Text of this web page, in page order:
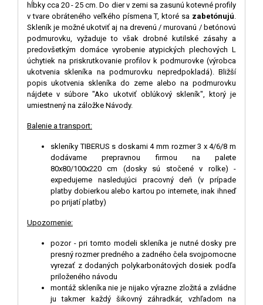
hĺbky cca 20 - 25 cm. Do dier v zemi sa zasunú kotevné profily
v tvare obráteného veľkého písmena T, ktoré sa zabetónujú.
Skleník je možné ukotviť aj na drevenú / murovanú / betónovú
podmurovku, vyžaduje to však drobné kutilské zásahy a
predovšetkým domáce vyrobenie atypických plechových L
úchytiek na priskrutkovanie profilov k podmurovke (výrobca
ukotvenia skleníka na podmurovku nepredpokladá). Bližší
popis ukotvenia skleníka do zeme alebo na podmurovku
nájdete v súbore "Ako ukotviť oblúkový skleník", ktorý je
umiestnený na záložke Návody.
Balenie a transport:
skleníky TIBERUS s doskami 4 mm rozmer 3 x 4/6/8 m
dodávame prepravnou firmou na palete
80x80/100x220 cm (dosky sú stočené v rolke) -
expedujeme nasledujúci pracovný deň (v prípade
platby dobierkou alebo kartou po internete, inak ihneď
po prijatí platby)
Upozornenie:
pozor - pri tomto modeli skleníka je nutné dosky pre
presný rozmer predného a zadného čela svojpomocne
vyrezať z dodaných polykarbonátových dosiek podľa
priloženého návodu
montáž skleníka nie je nijako výrazne zložitá a zvládne
ju takmer každý šikovný záhradkár, vzhľadom na